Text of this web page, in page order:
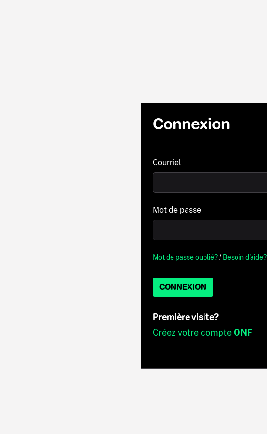
Connexion
Courriel
Mot de passe
Mot de passe oublié?/ Besoin d'aide?
CONNEXION
Première visite?
Créez votre compteONF